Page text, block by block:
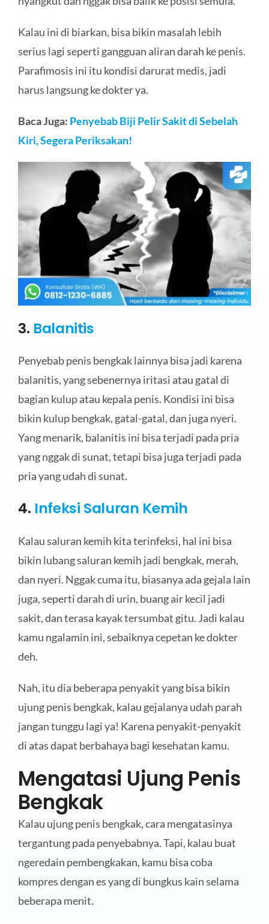
Kalau ini di biarkan, bisa bikin masalah lebih
serius lagi seperti gangguan aliran darah ke penis.
Parafimosis ini itu kondisi darurat medis, jadi
harus langsung ke dokter ya.
Baca Juga: Penyebab Biji Pelir Sakit di Sebelah
Kiri, Segera Periksakan!
3. Balanitis
Penyebab penis bengkak lainnya bisa jadi karena
balanitis, yang sebenernya iritasi atau gatal di
bagian kulup atau kepala penis. Kondisi ini bisa
bikin kulup bengkak, gatal-gatal, dan juga nyeri.
Yang menarik, balanitis ini bisa terjadi pada pria
yang nggak di sunat, tetapi bisa juga terjadi pada
pria yang udah di sunat.
4. Infeksi Saluran Kemih
Kalau saluran kemih kita terinfeksi, hal ini bisa
bikin lubang saluran kemih jadi bengkak, merah,
dan nyeri. Nggak cuma itu, biasanya ada gejala lain
juga, seperti darah di urin, buang air kecil jadi
sakit, dan terasa kayak tersumbat gitu. Jadi kalau
kamu ngalamin ini, sebaiknya cepetan ke dokter
deh.
Nah, itu dia beberapa penyakit yang bisa bikin
ujung penis bengkak, kalau gejalanya udah parah
jangan tunggu lagi ya! Karena penyakit-penyakit
di atas dapat berbahaya bagi kesehatan kamu.
Mengatasi Ujung Penis
Bengkak
Kalau ujung penis bengkak, cara mengatasinya
tergantung pada penyebabnya. Tapi, kalau buat
ngeredain pembengkakan, kamu bisa coba
kompres dengan es yang di bungkus kain selama
beberapa menit.